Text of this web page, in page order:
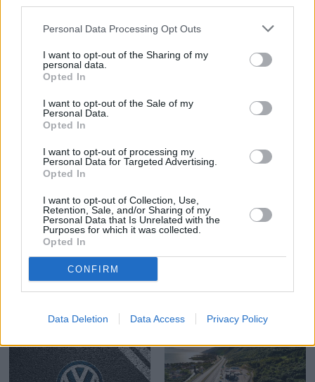
Personal Data Processing Opt Outs
I want to opt-out of the Sharing of my
personal data.
Opted In
I want to opt-out of the Sale of my
Personal Data.
Opted In
I want to opt-out of processing my
Personal Data for Targeted Advertising.
Opted In
I want to opt-out of Collection, Use,
Retention, Sale, and/or Sharing of my
Personal Data that Is Unrelated with the
Purposes for which it was collected.
Opted In
CONFIRM
Data Deletion Data Access Privacy Policy
«Κλείδωσαν» οι 37
υποτροφίες της
Δείτε τα αποτελέσματα
«θωρακίζουν» την
ενόψει χειμώνα με
ΔΕΗ: Με σύμβουλο τη
Deloitte το deal για
277,3 MW ΑΠΕ στην
Πολωνία
επίδομα: «Ανάσα» έως